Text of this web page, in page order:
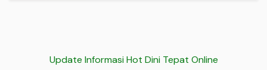
Update Informasi Hot Dini Tepat Online